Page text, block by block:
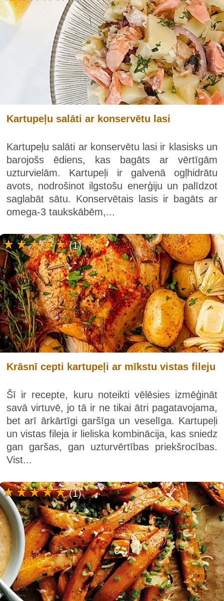
Kartupeļu salāti ar konservētu lasi
Kartupeļu salāti ar konservētu lasi ir klasisks un
barojošs ēdiens, kas bagāts ar vērtīgām
uzturvielām. Kartupeļi ir galvenā ogļhidrātu
avots, nodrošinot ilgstošu enerģiju un palīdzot
saglabāt sātu. Konservētais lasis ir bagāts ar
omega-3 taukskābēm,...
Krāsnī cepti kartupeļi ar mīkstu vistas fileju
Šī ir recepte, kuru noteikti vēlēsies izmēģināt
savā virtuvē, jo tā ir ne tikai ātri pagatavojama,
bet arī ārkārtīgi garšīga un veselīga. Kartupeļi
un vistas fileja ir lieliska kombinācija, kas sniedz
gan garšas, gan uzturvērtības priekšrocības.
Vist...
(1)
(1)